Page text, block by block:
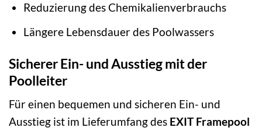
Reduzierung des Chemikalienverbrauchs
Längere Lebensdauer des Poolwassers
Sicherer Ein- und Ausstieg mit der
Poolleiter
Für einen bequemen und sicheren Ein- und
Ausstieg ist im Lieferumfang des EXIT Framepool